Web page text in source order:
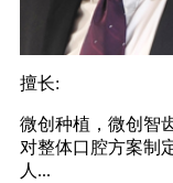
擅长:
微创种植，微创智
对整体口腔方案制
人...